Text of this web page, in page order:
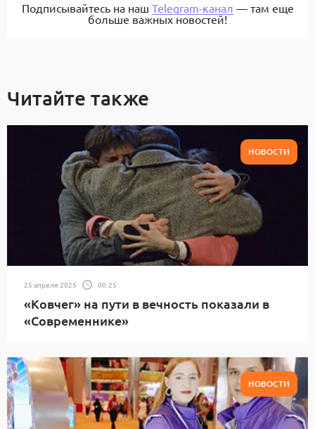
Подписывайтесь на наш Telegram-канал — там еще
больше важных новостей!
Читайте также
НОВОСТИ
25 апреля 2025 00:25
«Ковчег» на пути в вечность показали в
«Современнике»
НОВОСТИ